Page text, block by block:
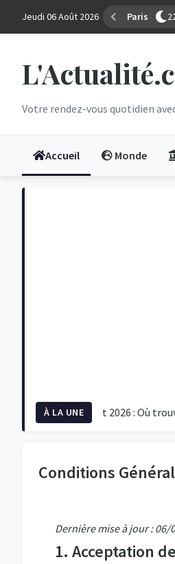
Jeudi 06 Août 2026 Marseille
Votre rendez-vous quotidien
Accueil Monde
À LA UNE
du 12 août 2026 : Où trouver
Conditions
Dernière mise à jour : 06/
1. Acceptation